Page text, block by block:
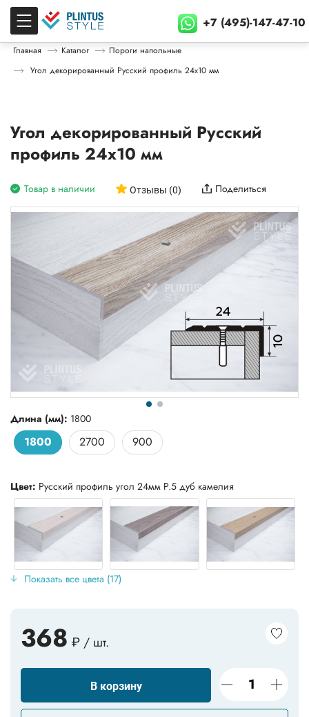
+7 (495)-147-47-10
Главная Каталог
Пороги напольные
Угол декорированный Русский профиль 24х10 мм
Угол декорированный Русский
профиль 24х10 мм
Товар в наличии Отзывы (0) Поделиться
Длина (мм): 1800
1800 2700 900
Цвет: Русский профиль угол 24мм Р.5 дуб камелия
Показать все цвета (17)
368 ₽ / шт.
В корзину